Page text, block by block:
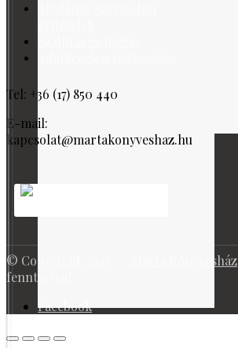
Tel: +36 (17) 850 440
E-mail:
kapcsolat@martakonyveshaz.hu
© Copyright 2021 · Márta Könyvesház
fenntartva!
Facebook